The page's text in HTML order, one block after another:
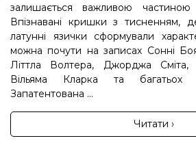
залишається важливою частиною
Впізнавані кришки з тисненням,
латунні язички сформували
можна почути на записах Сонні
Літтла Волтера, Джорджа Сміта,
Вільяма Кларка та багатьох
Запатентована ...
Читати ›